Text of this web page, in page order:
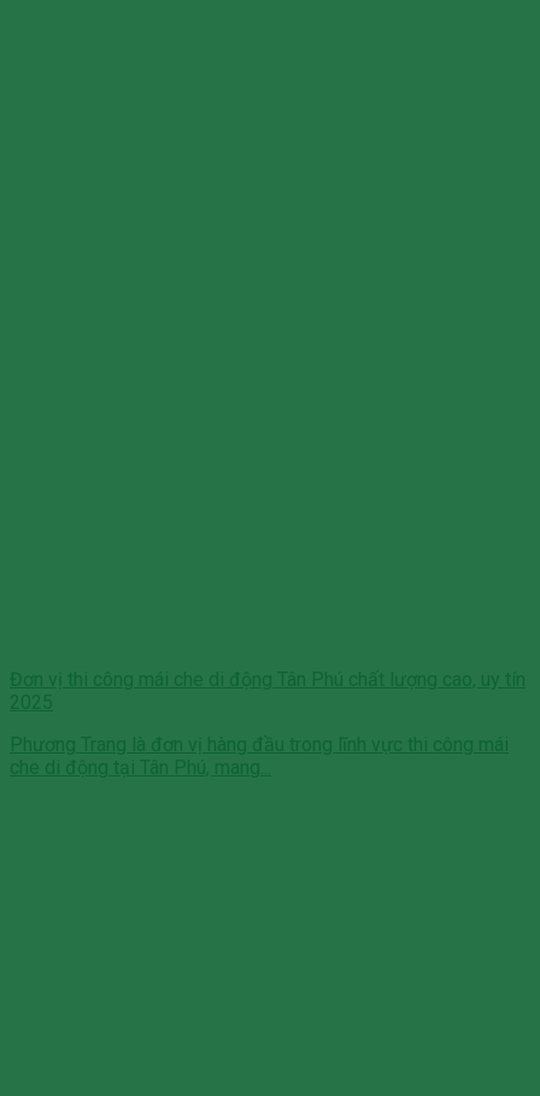
Đơn vị thi công mái che di động Tân Phú chất lượng cao, uy tín
2025
Phương Trang là đơn vị hàng đầu trong lĩnh vực thi công mái
che di động tại Tân Phú, mang...